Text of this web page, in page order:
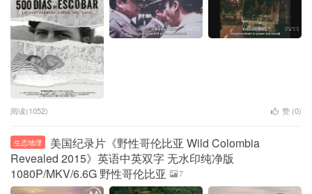
阅读(1052) 赞 (0)
生态地理
美国纪录片《野性哥伦比亚 Wild Colombia
Revealed 2015》英语中英双字 无水印纯净版
1080P/MKV/6.6G 野性哥伦比亚
7